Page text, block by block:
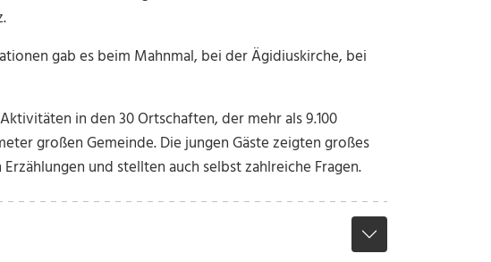
gab es beim Mahnmal, bei der Ägidiuskirche, bei
in den 30 Ortschaften, der mehr als 9.100
großen Gemeinde. Die jungen Gäste zeigten großes
und stellten auch selbst zahlreiche Fragen.